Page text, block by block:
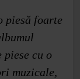
piesă foarte
cu o
muzicale,